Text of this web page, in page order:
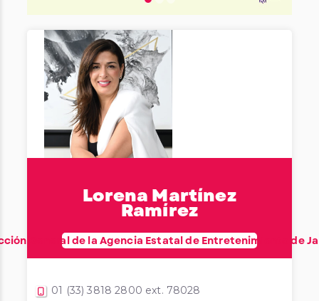
Lorena Martínez
Ramírez
General de la Agencia Estatal de Entretenimiento de
01 (33) 3818 2800 ext. 78028